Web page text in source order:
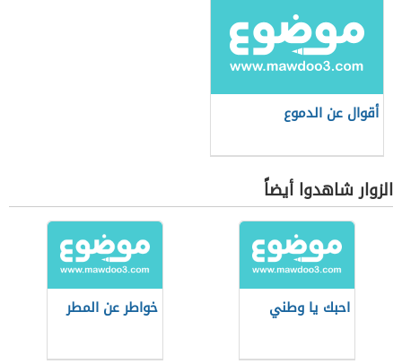
أقوال عن الدموع
الزوار شاهدوا أيضاً
احبك يا وطني خواطر عن المطر